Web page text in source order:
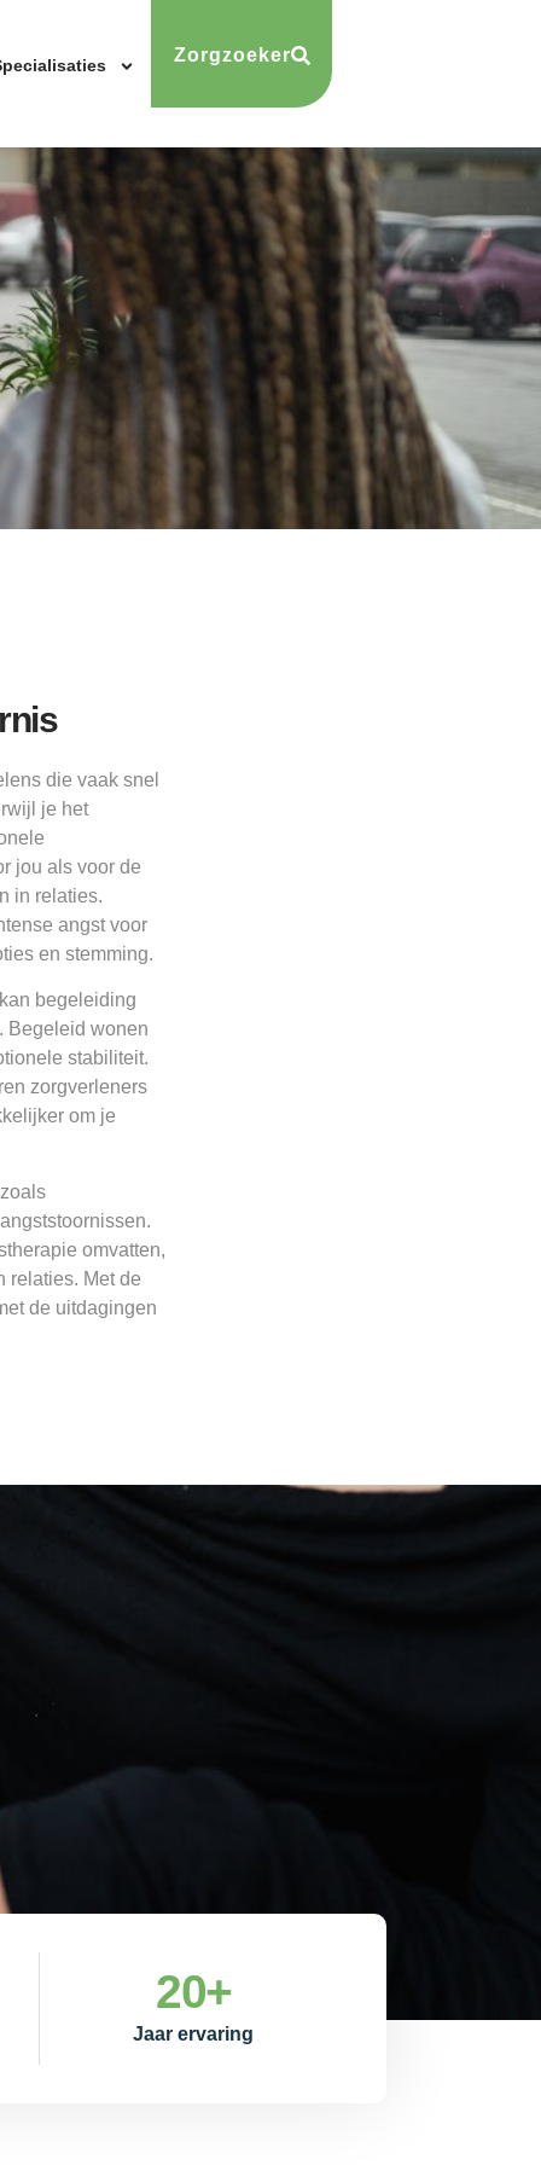
Zorgzoeker
die vaak snel
je het
jou als voor de
in relaties.
angst voor
en stemming.
begeleiding
Begeleid wonen
stabiliteit.
zorgverleners
om je
omvatten,
relaties. Met de
de uitdagingen
Jaar ervaring
20+